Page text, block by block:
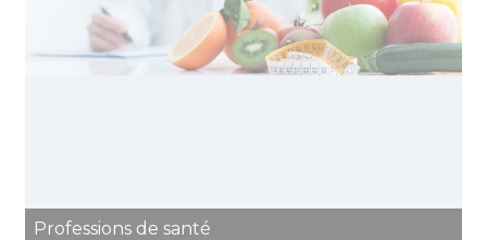
Professions de santé